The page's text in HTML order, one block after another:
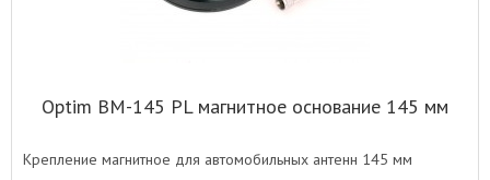
Optim BM-145 PL магнитное основание 145 мм
Крепление магнитное для автомобильных антенн 145 мм